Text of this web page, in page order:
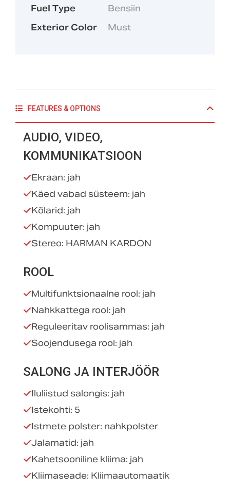
Fuel Type
Bensiin
Exterior Color
Must
FEATURES & OPTIONS
AUDIO, VIDEO,
KOMMUNIKATSIOON
Ekraan: jah
Käed vabad süsteem: jah
Kõlarid: jah
Kompuuter: jah
Stereo: HARMAN KARDON
ROOL
Multifunktsionaalne rool: jah
Nahkkattega rool: jah
Reguleeritav roolisammas: jah
Soojendusega rool: jah
SALONG JA INTERJÖÖR
Iluliistud salongis: jah
Istekohti: 5
Istmete polster: nahkpolster
Jalamatid: jah
Kahetsooniline kliima: jah
Kliimaseade: Kliimaautomaatik